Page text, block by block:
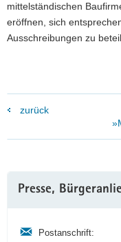
mittelständischen
eröffnen, sich
Ausschreibungen zu
zurück
Information
Presse,
Postanschrift: